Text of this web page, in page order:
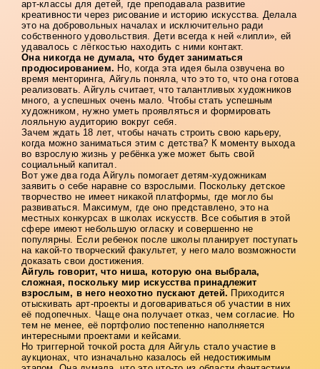
арт-классы для детей, где преподавала развитие
креативности через рисование и историю искусства. Делала
это на добровольных началах и исключительно ради
собственного удовольствия. Дети всегда к ней «липли», ей
удавалось с лёгкостью находить с ними контакт.
Она никогда не думала, что будет заниматься
продюсированием. Но, когда эта идея была озвучена во
время менторинга, Айгуль поняла, что это то, что она готова
реализовать. Айгуль считает, что талантливых художников
много, а успешных очень мало. Чтобы стать успешным
художником, нужно уметь проявляться и формировать
лояльную аудиторию вокруг себя.
Зачем ждать 18 лет, чтобы начать строить свою карьеру,
когда можно заниматься этим с детства? К моменту выхода
во взрослую жизнь у ребёнка уже может быть свой
социальный капитал.
Вот уже два года Айгуль помогает детям-художникам
заявить о себе наравне со взрослыми. Поскольку детское
творчество не имеет никакой платформы, где могло бы
развиваться. Максимум, где оно представлено, это на
местных конкурсах в школах искусств. Все события в этой
сфере имеют небольшую огласку и совершенно не
популярны. Если ребенок после школы планирует поступать
на какой-то творческий факультет, у него мало возможности
доказать свои достижения.
Айгуль говорит, что ниша, которую она выбрала,
сложная, поскольку мир искусства принадлежит
взрослым, в него неохотно пускают детей. Приходится
отыскивать арт-проекты и договариваться об участии в них
её подопечных. Чаще она получает отказ, чем согласие. Но
тем не менее, её портфолио постепенно наполняется
интересными проектами и кейсами.
Но триггерной точкой роста для Айгуль стало участие в
аукционах, что изначально казалось ей недостижимым